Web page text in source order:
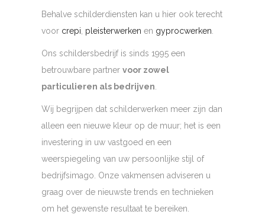
Behalve schilderdiensten kan u hier ook terecht
voor crepi, pleisterwerken en gyprocwerken.
Ons schildersbedrijf is sinds 1995 een
betrouwbare partner voor zowel
particulieren als bedrijven.
Wij begrijpen dat schilderwerken meer zijn dan
alleen een nieuwe kleur op de muur; het is een
investering in uw vastgoed en een
weerspiegeling van uw persoonlijke stijl of
bedrijfsimago. Onze vakmensen adviseren u
graag over de nieuwste trends en technieken
om het gewenste resultaat te bereiken.